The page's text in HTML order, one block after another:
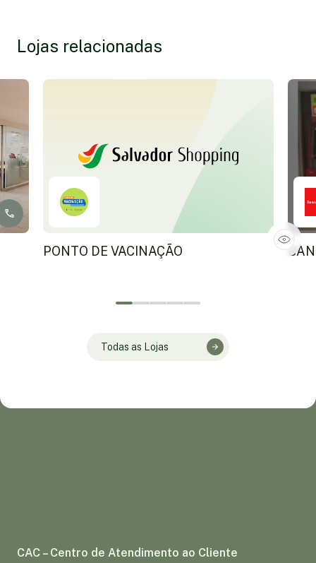
Lojas relacionadas
PONTO DE VACINAÇÃO
Todas as Lojas
CAC – Centro de Atendimento ao Cliente